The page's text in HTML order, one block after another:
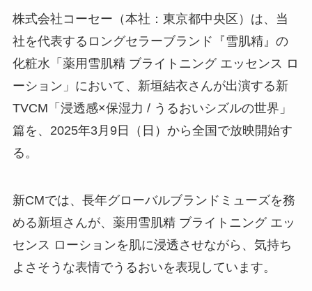
株式会社コーセー（本社：東京都中央区）は、当
社を代表するロングセラーブランド『雪肌精』の
化粧水「薬用雪肌精 ブライトニング エッセンス ロ
ーション」において、新垣結衣さんが出演する新
TVCM「浸透感×保湿力 / うるおいシズルの世界」
篇を、2025年3月9日（日）から全国で放映開始す
る。
新CMでは、長年グローバルブランドミューズを務
める新垣さんが、薬用雪肌精 ブライトニング エッ
センス ローションを肌に浸透させながら、気持ち
よさそうな表情でうるおいを表現しています。